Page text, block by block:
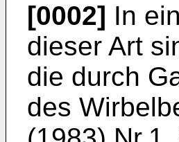
[0002] In
dieser Art
die durch
des